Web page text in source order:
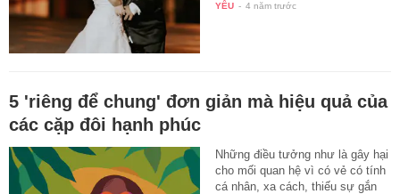
YÊU - 4 năm trước
5 'riêng để chung' đơn giản mà hiệu quả của
các cặp đôi hạnh phúc
Những điều tưởng như là gây hại
cho mối quan hệ vì có vẻ có tính
cá nhân, xa cách, thiếu sự gắn